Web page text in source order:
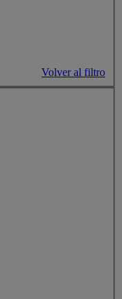
Volver al filtro